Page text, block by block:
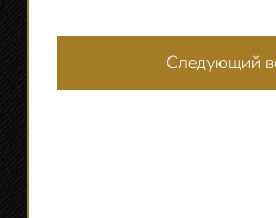
Следующий